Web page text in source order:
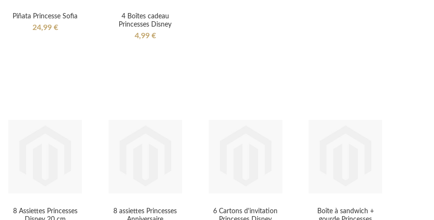
Piñata Princesse Sofia
24,99 €
4 Boîtes cadeau
Princesses Disney
4,99 €
8 Assiettes Princesses
8 assiettes Princesses
6 Cartons d'invitation
Boîte à sandwich +